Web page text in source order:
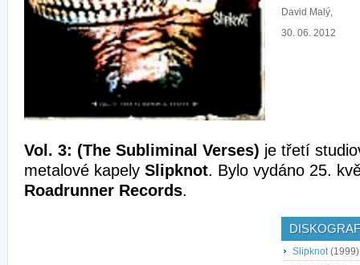
David Malý,
30. 06. 2012
Vol. 3: (The Subliminal Verses) je třetí
metalové kapely Slipknot. Bylo vydáno 25.
Roadrunner Records.
Slipknot(1999)